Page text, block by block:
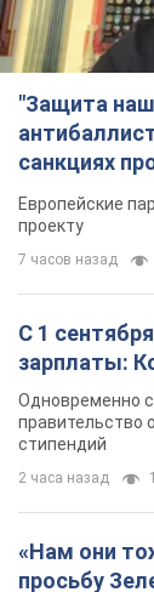
"Защита
санкциях
Видео
Европейские
проекту
7 часов назад
С 1
зарплаты:
Одновременно
правительство
стипендий
2 часа назад
«Нам они
просьбу